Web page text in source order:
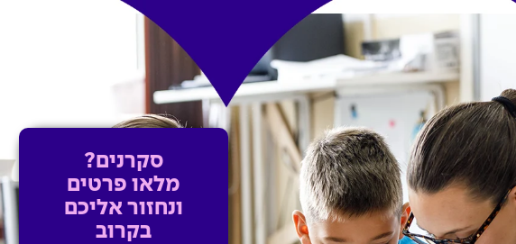
סקרנים?
מלאו פרטים
ונחזור אליכם
בקרוב